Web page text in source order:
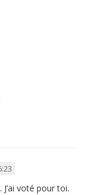
voté pour toi.